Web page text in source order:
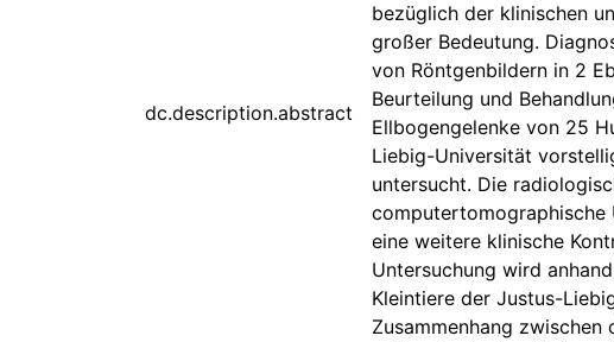
dc.description.abstract
bezüglich der klinischen
großer Bedeutung.
von Röntgenbildern in 2
Beurteilung und
Ellbogengelenke von 25
Liebig-Universität
untersucht. Die
computertomographische
eine weitere klinische
Untersuchung wird
Kleintiere der Justus-
Zusammenhang